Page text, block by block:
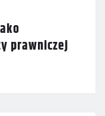
prawniczej